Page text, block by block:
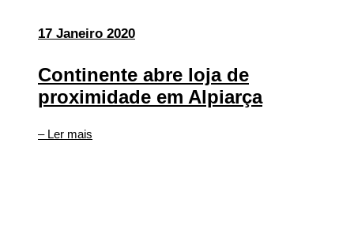
17 Janeiro 2020
Continente abre loja de
proximidade em Alpiarça
– Ler mais